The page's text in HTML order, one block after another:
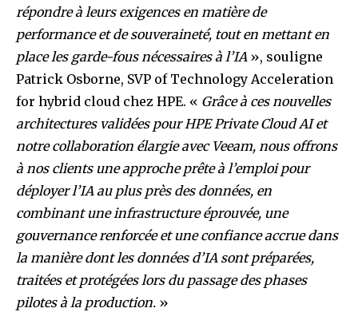
répondre à leurs exigences en matière de
performance et de souveraineté, tout en mettant en
place les garde-fous nécessaires à l’IA», souligne
Patrick Osborne, SVP of Technology Acceleration
for hybrid cloud chez HPE. « Grâce à ces nouvelles
architectures validées pour HPE Private Cloud AI et
notre collaboration élargie avec Veeam, nous offrons
à nos clients une approche prête à l’emploi pour
déployer l’IA au plus près des données, en
combinant une infrastructure éprouvée, une
gouvernance renforcée et une confiance accrue dans
la manière dont les données d’IA sont préparées,
traitées et protégées lors du passage des phases
pilotes à la production. »